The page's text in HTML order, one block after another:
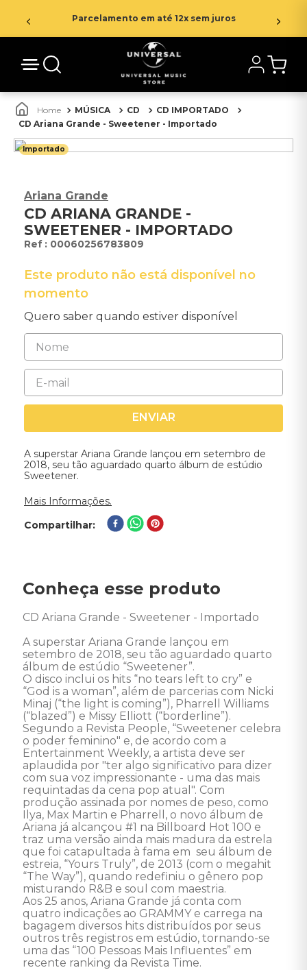
Parcelamento em até 12x sem juros
MÚSICA CD
CD IMPORTADO
CD Ariana Grande - Sweetener - Importado
Importado
Ariana Grande
CD ARIANA GRANDE -
SWEETENER - IMPORTADO
: 00060256783809
Este produto não está disponível no
momento
Quero saber quando estiver disponível
ENVIAR
A superstar Ariana Grande lançou em setembro de
2018, seu tão aguardado quarto álbum de estúdio
Sweetener.
Mais Informações.
Compartilhar
Conheça esse produto
CD Ariana Grande - Sweetener - Importado
A superstar Ariana Grande lançou em
setembro de 2018, seu tão aguardado quarto
álbum de estúdio “Sweetener”.
O disco inclui os hits “no tears left to cry” e
“God is a woman”, além de parcerias com Nicki
Minaj (“the light is coming”), Pharrell Williams
(“blazed”) e Missy Elliott (“borderline”).
Segundo a Revista People, “Sweetener celebra
o poder feminino" e, de acordo com a
Entertainment Weekly, a artista deve ser
aplaudida por "ter algo significativo para dizer
com sua voz impressionante - uma das mais
requintadas da cena pop atual". Com
produção assinada por nomes de peso, como
Ilya, Max Martin e Pharrell, o novo álbum de
Ariana já alcançou #1 na Billboard Hot 100 e
traz uma versão ainda mais madura da estrela
que foi catapultada à fama em  seu álbum de
estreia, “Yours Truly”, de 2013 (com o megahit
“The Way”), quando redefiniu o gênero pop
misturando R&B e soul com maestria.
Aos 25 anos, Ariana Grande já conta com
quatro indicações ao GRAMMY e carrega na
bagagem diversos hits distribuídos por seus
outros três registros em estúdio, tornando-se
uma das “100 Pessoas Mais Influentes” em
recente ranking da Revista Time.